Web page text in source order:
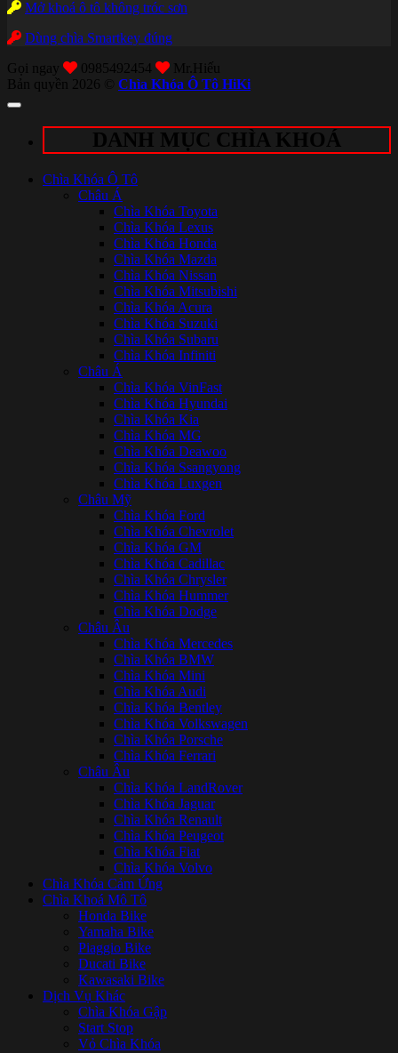
Mở khoá ô tô không tróc sơn
Dùng chìa Smartkey đúng
Gọi ngay
0985492454
Mr.Hiếu
Bản quyền 2026 © Chìa Khóa Ô Tô HiKi
DANH MỤC CHÌA KHOÁ
Chìa Khóa Ô Tô
Châu Á
Chìa Khóa Toyota
Chìa Khóa Lexus
Chìa Khóa Honda
Chìa Khóa Mazda
Chìa Khóa Nissan
Chìa Khóa Mitsubishi
Chìa Khóa Acura
Chìa Khóa Suzuki
Chìa Khóa Subaru
Chìa Khóa Infiniti
Châu Á
Chìa Khóa VinFast
Chìa Khóa Hyundai
Chìa Khóa Kia
Chìa Khóa MG
Chìa Khóa Deawoo
Chìa Khóa Ssangyong
Chìa Khóa Luxgen
Châu Mỹ
Chìa Khóa Ford
Chìa Khóa Chevrolet
Chìa Khóa GM
Chìa Khóa Cadillac
Chìa Khóa Chrysler
Chìa Khóa Hummer
Chìa Khóa Dodge
Châu Âu
Chìa Khóa Mercedes
Chìa Khóa BMW
Chìa Khóa Mini
Chìa Khóa Audi
Chìa Khóa Bentley
Chìa Khóa Volkswagen
Chìa Khóa Porsche
Chìa Khóa Ferrari
Châu Âu
Chìa Khóa LandRover
Chìa Khóa Jaguar
Chìa Khóa Renault
Chìa Khóa Peugeot
Chìa Khóa Fiat
Chìa Khóa Volvo
Chìa Khóa Cảm Ứng
Chìa Khoá Mô Tô
Honda Bike
Yamaha Bike
Piaggio Bike
Ducati Bike
Kawasaki Bike
Dịch Vụ Khác
Chìa Khóa Gập
Start Stop
Vỏ Chìa Khóa